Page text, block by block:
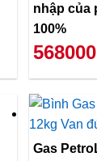
nhập của
100%
Gas